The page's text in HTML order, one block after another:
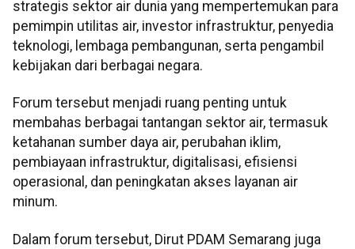
strategis sektor air dunia yang mempertemukan para
pemimpin utilitas air, investor infrastruktur, penyedia
teknologi, lembaga pembangunan, serta pengambil
kebijakan dari berbagai negara.
Forum tersebut menjadi ruang penting untuk
membahas berbagai tantangan sektor air, termasuk
ketahanan sumber daya air, perubahan iklim,
pembiayaan infrastruktur, digitalisasi, efisiensi
operasional, dan peningkatan akses layanan air
minum.
Dalam forum tersebut, Dirut PDAM Semarang juga